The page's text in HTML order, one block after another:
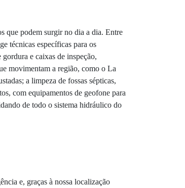
que podem surgir no dia a dia. Entre
técnicas específicas para os
e caixas de inspeção,
movimentam a região, como o La
a limpeza de fossas sépticas,
com equipamentos de geofone para
de todo o sistema hidráulico do
e, graças à nossa localização